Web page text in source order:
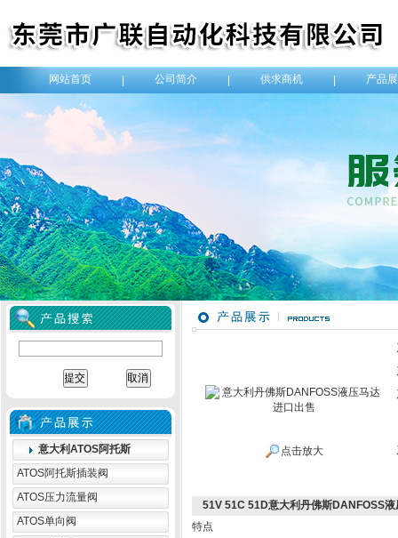
网站首页 公司简介 供求商机 产品
意大利ATOS阿托斯
ATOS阿托斯插装阀
ATOS压力流量阀
ATOS单向阀
点击放大
51V 51C 51D意大利丹佛斯DANFOSS
特点